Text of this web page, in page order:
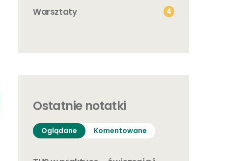
Warsztaty 4
Ostatnie notatki
Oglądane Komentowane